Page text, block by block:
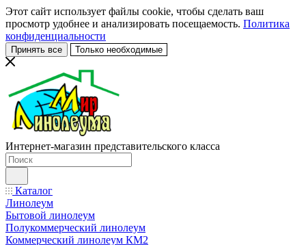
Этот сайт использует файлы cookie, чтобы сделать ваш
просмотр удобнее и анализировать посещаемость. Политика
конфиденциальности
Принять все Только необходимые
Интернет-магазин представительского класса
Каталог
Линолеум
Бытовой линолеум
Полукоммерческий линолеум
Коммерческий линолеум КМ2